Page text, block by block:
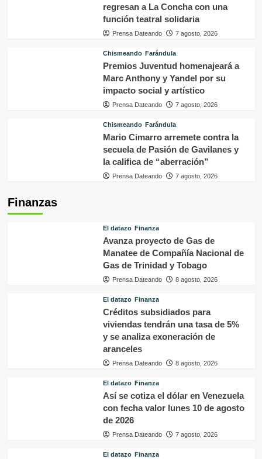
regresan a La Concha con una
función teatral solidaria
Prensa Dateando 7 agosto, 2026
Chismeando Farándula
Premios Juventud homenajeará a
Marc Anthony y Yandel por su
impacto social y artístico
Prensa Dateando 7 agosto, 2026
Chismeando Farándula
Mario Cimarro arremete contra la
secuela de Pasión de Gavilanes y
la califica de “aberración”
Prensa Dateando 7 agosto, 2026
Finanzas
El datazo Finanza
Avanza proyecto de Gas de
Manatee de Compañía Nacional de
Gas de Trinidad y Tobago
Prensa Dateando 8 agosto, 2026
El datazo Finanza
Créditos subsidiados para
viviendas tendrán una tasa de 5%
y se analiza exoneración de
aranceles
Prensa Dateando 8 agosto, 2026
El datazo Finanza
Así se cotiza el dólar en Venezuela
con fecha valor lunes 10 de agosto
de 2026
Prensa Dateando 7 agosto, 2026
El datazo Finanza